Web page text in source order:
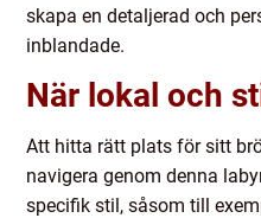
skapa en detaljerad och
inblandade.
När lokal och
Att hitta rätt plats för sitt
navigera genom denna
specifik stil, såsom till